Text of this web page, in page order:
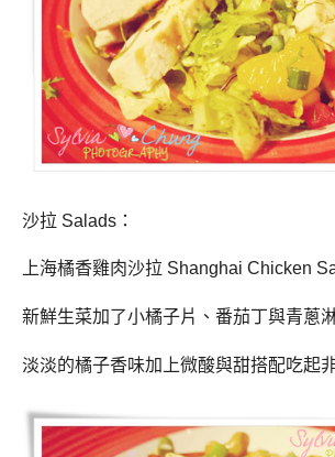
沙拉 Salads：
上海橘香雞肉沙拉 Shanghai Chicken
新鮮生菜加了小橘子片、番茄丁與青蔥
淡淡的橘子香味加上微酸與甜搭配吃起